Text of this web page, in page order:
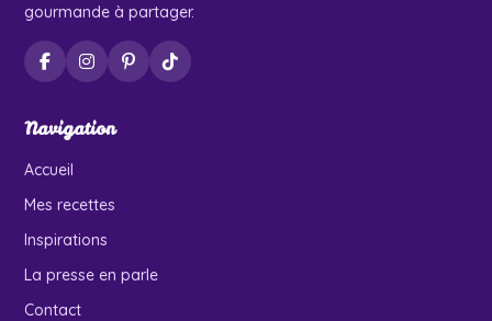
gourmande à partager.
Navigation
Accueil
Mes recettes
Inspirations
La presse en parle
Contact